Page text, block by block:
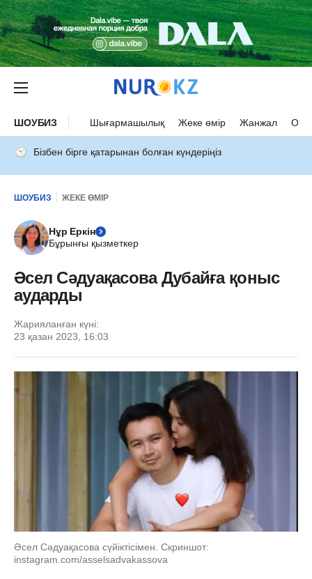
ШОУБИЗ Шығармашылық Жеке өмір Жанжал
Бізбен бірге қатарынан болған күндеріңіз
ШОУБИЗ ЖЕКЕ ӨМІР
Нұр Еркін
Бұрынғы қызметкер
Әсел Сәдуақасова Дубайға қоныс
аударды
Жарияланған күні:
23 қазан 2023, 16:03
Әсел Сәдуақасова сүйіктісімен. Скриншот:
instagram.com/asselsadvakassova